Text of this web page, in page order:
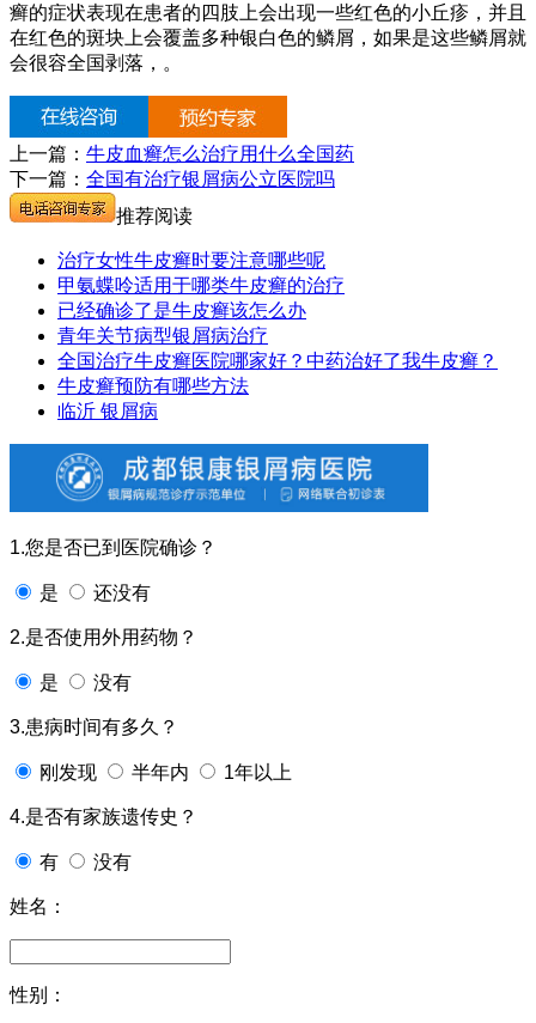
癣的症状表现在患者的四肢上会出现一些红色的小丘疹，并且
在红色的斑块上会覆盖多种银白色的鳞屑，如果是这些鳞屑就
会很容全国剥落，。
上一篇： 牛皮血癣怎么治疗用什么全国药
下一篇： 全国有治疗银屑病公立医院吗
推荐阅读
治疗女性牛皮癣时要注意哪些呢
甲氨蝶呤适用于哪类牛皮癣的治疗
已经确诊了是牛皮癣该怎么办
青年关节病型银屑病治疗
全国治疗牛皮癣医院哪家好？中药治好了我牛皮癣？
牛皮癣预防有哪些方法
临沂 银屑病
1.您是否已到医院确诊？
是 还没有
2.是否使用外用药物？
是 没有
3.患病时间有多久？
刚发现 半年内 1年以上
4.是否有家族遗传史？
有 没有
姓名：
性别：